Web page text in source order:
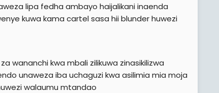
lipa fedha ambayo haijalikani inaenda
kuwa kama cartel sasa hii blunder huwezi
wananchi kwa mbali zilikuwa zinasikilizwa
unaweza iba uchaguzi kwa asilimia mia moja
walaumu mtandao